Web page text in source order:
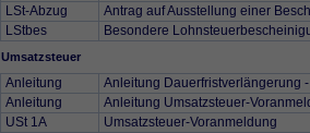
LSt-Abzug
Antrag auf Ausstellung einer
LStbes
Besondere
Umsatzsteuer
Anleitung
Anleitung Dauerfristverlängerung
Anleitung
Anleitung Umsatzsteuer-
USt 1A
Umsatzsteuer-Voranmeldung